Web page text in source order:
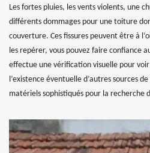
Les fortes pluies, les vents violents, une
différents dommages pour une toiture
couverture. Ces fissures peuvent être à
les repérer, vous pouvez faire confiance
effectue une vérification visuelle pour
l’existence éventuelle d’autres sources
matériels sophistiqués pour la recherche